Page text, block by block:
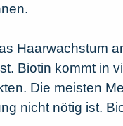
Haarwachstum
Biotin kommt in
Die meisten
nicht nötig ist.